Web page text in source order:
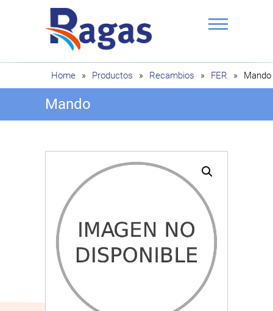
Ragas
Home » Productos » Recambios » FER » Mando
Mando